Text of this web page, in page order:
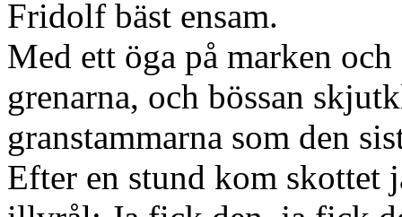
Fridolf bäst ensam.
Med ett öga på marken
grenarna, och bössan
granstammarna som den
Efter en stund kom skottet